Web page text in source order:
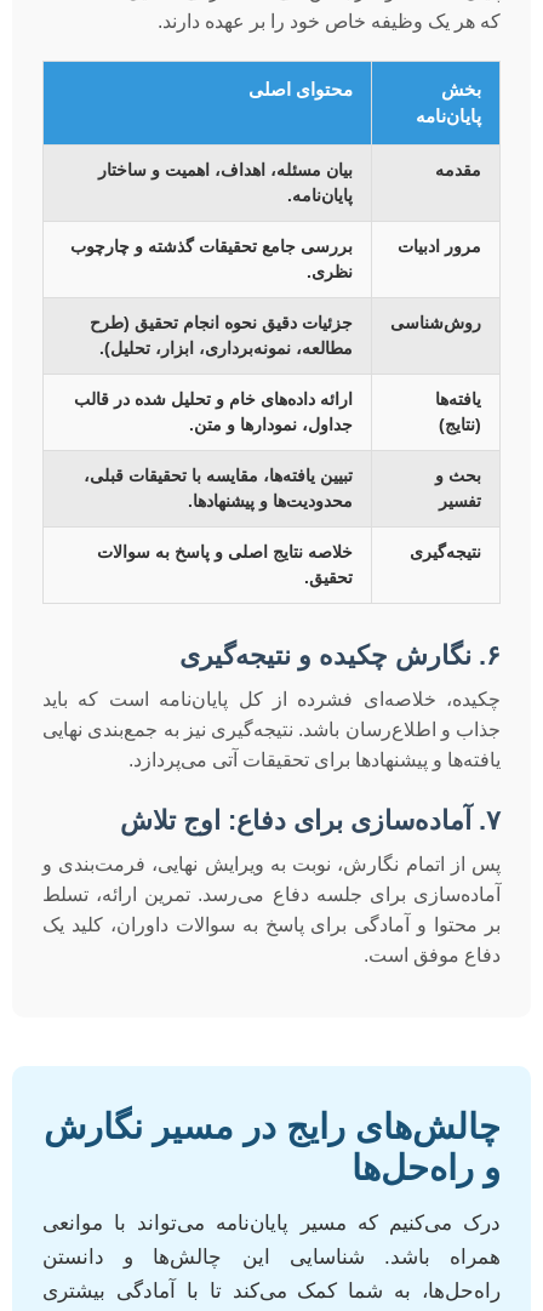
که هر یک وظیفه خاص خود را بر عهده دارند.
بخش
پایان‌نامه
محتوای اصلی
مقدمه
بیان مسئله، اهداف، اهمیت و ساختار
پایان‌نامه.
مرور ادبیات
بررسی جامع تحقیقات گذشته و چارچوب
نظری.
روش‌شناسی
جزئیات دقیق نحوه انجام تحقیق (طرح
مطالعه، نمونه‌برداری، ابزار، تحلیل).
یافته‌ها
(نتایج)
ارائه داده‌های خام و تحلیل شده در قالب
جداول، نمودارها و متن.
بحث و
تفسیر
تبیین یافته‌ها، مقایسه با تحقیقات قبلی،
محدودیت‌ها و پیشنهادها.
نتیجه‌گیری
خلاصه نتایج اصلی و پاسخ به سوالات
تحقیق.
۶. نگارش چکیده و نتیجه‌گیری
چکیده، خلاصه‌ای فشرده از کل پایان‌نامه است که باید
جذاب و اطلاع‌رسان باشد. نتیجه‌گیری نیز به جمع‌بندی نهایی
یافته‌ها و پیشنهادها برای تحقیقات آتی می‌پردازد.
۷. آماده‌سازی برای دفاع: اوج تلاش
پس از اتمام نگارش، نوبت به ویرایش نهایی، فرمت‌بندی و
آماده‌سازی برای جلسه دفاع می‌رسد. تمرین ارائه، تسلط
بر محتوا و آمادگی برای پاسخ به سوالات داوران، کلید یک
دفاع موفق است.
چالش‌های رایج در مسیر نگارش
و راه‌حل‌ها
درک می‌کنیم که مسیر پایان‌نامه می‌تواند با موانعی
همراه باشد. شناسایی این چالش‌ها و دانستن
راه‌حل‌ها، به شما کمک می‌کند تا با آمادگی بیشتری